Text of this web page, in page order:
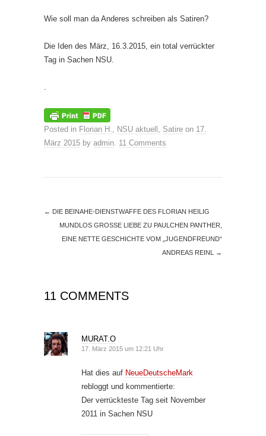
Wie soll man da Anderes schreiben als Satiren?
Die Iden des März, 16.3.2015, ein total verrückter
Tag in Sachen NSU.
.
Posted in Florian H. NSU aktuell Satire on 17.
März 2015 by admin 11 Comments
← DIE BEINAHE-DIENSTWAFFE DES FLORIAN HEILIG
MUNDLOS GROSSE LIEBE ZU PAULCHEN PANTHER,
EINE NETTE GESCHICHTE VOM „JUGENDFREUND“
ANDREAS REINL
→
11 COMMENTS
MURAT.O
17. März 2015 um 12:21 Uhr
Hat dies auf NeueDeutscheMark
rebloggt und kommentierte:
Der verrückteste Tag seit November
2011 in Sachen NSU